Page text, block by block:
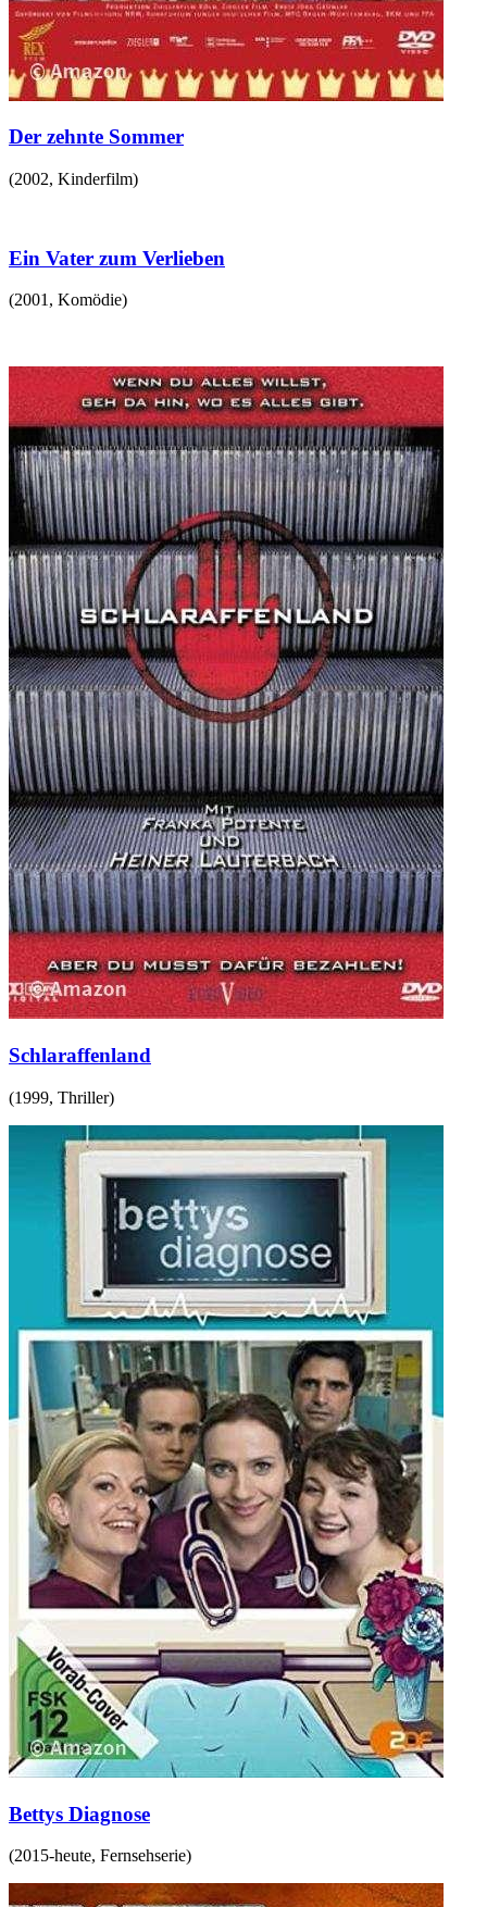
Der zehnte Sommer
(2002, Kinderfilm)
Ein Vater zum Verlieben
(2001, Komödie)
Schlaraffenland
(1999, Thriller)
Bettys Diagnose
(2015-heute, Fernsehserie)